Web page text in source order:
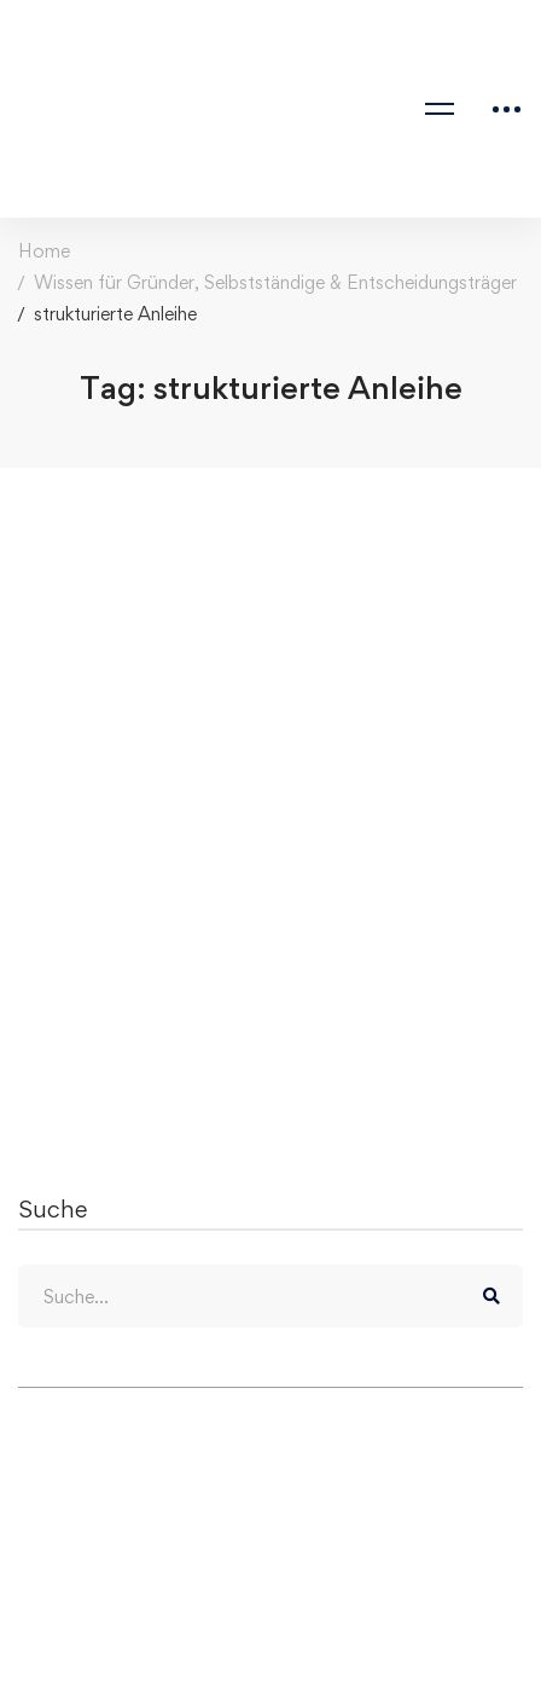
Home
Wissen für Gründer, Selbstständige & Entscheidungsträger
strukturierte Anleihe
Tag: strukturierte Anleihe
Suche